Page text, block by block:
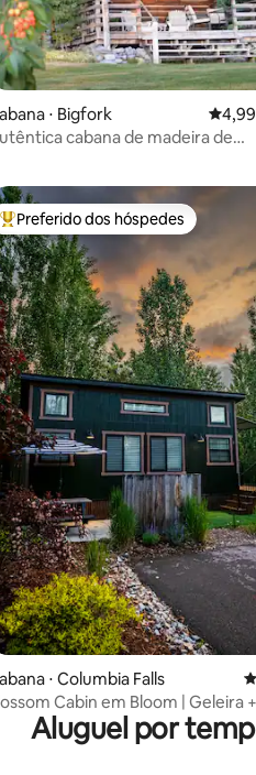
média de 5, 31 avaliações
⋅ Bigfork 4,99
cabana de madeira de
média de 5, 23 avaliações
Entre os melhores preferidos dos
Preferido dos hóspedes
⋅ Columbia Falls 5
Cabin em Bloom | Geleira +
+ Golfe
Aluguel por